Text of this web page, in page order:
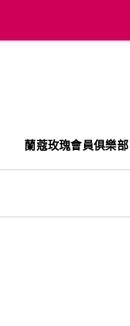
蘭蔻玫瑰會員俱樂部